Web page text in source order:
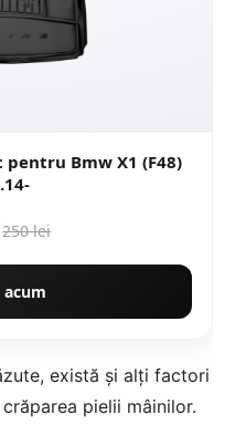
Bmw X1 (F48)
250 lei
există și alți factori
pielii mâinilor.